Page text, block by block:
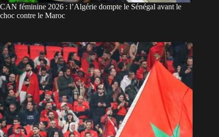
CAN féminine 2026 : l’Algérie dompte le Sénégal avant le
choc contre le Maroc